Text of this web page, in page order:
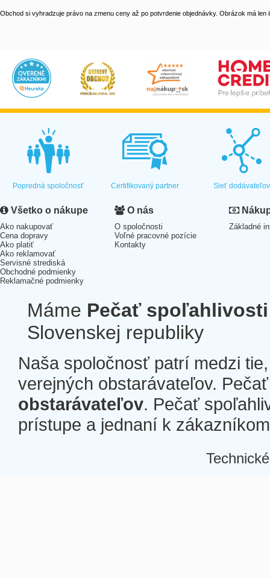
Obchod si vyhradzuje právo na zmenu ceny až po potvrdenie objednávky. Obrázok má len
Popredná spoločnosť Certifikovaný partner Sieť dodávateľov
Všetko o nákupe
Ako nakupovať
Cena dopravy
Ako platiť
Ako reklamovať
Servisné strediská
Obchodné podmienky
Reklamačné podmienky
O nás
O spoločnosti
Voľné pracovné pozície
Kontakty
Základné
Máme Pečať spoľahlivosti
Slovenskej republiky
Naša spoločnosť patrí medzi
verejných obstarávateľov.
obstarávateľov. Pečať
prístupe a jednaní k